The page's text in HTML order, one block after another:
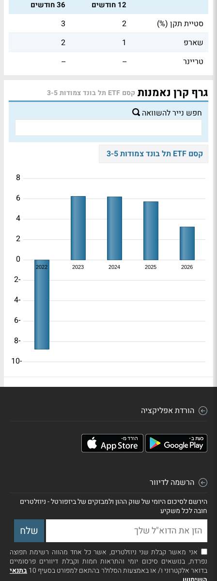
12 חודשים 36 חודשים
סטיית תקן (%) 2
3
שארפ
1
2
טריינר
--
--
גרף קרן נאמנות קסם ETF תל בונד צמודות 3-5
חפש נייר להשוואה
קסם ETF תל בונד צמודות 3-5
2022 2023 2024 2025 2026
-10
-8
-6
-4
-2
0
2
4
6
8
הורדת אפליקציה
הרשמה לדיוור
הירשם לסיכום היומי של שוק ההון ולמבזקים של ביזפורטל - ניוזלטרים
חובה לכל משקיע
אני מאשר קבלת שני ניוזלטרים, אשר כל אחד מהווה רשימת תפוצה
נפרדת, בנושאים סיכום יומי והתראות חמות וקבלת דיוורים פרסומיים
בדואר אלקטרוני ו/ או באמצעות הסלולר בהתאם למפורט בסעיף 10
בתנאי